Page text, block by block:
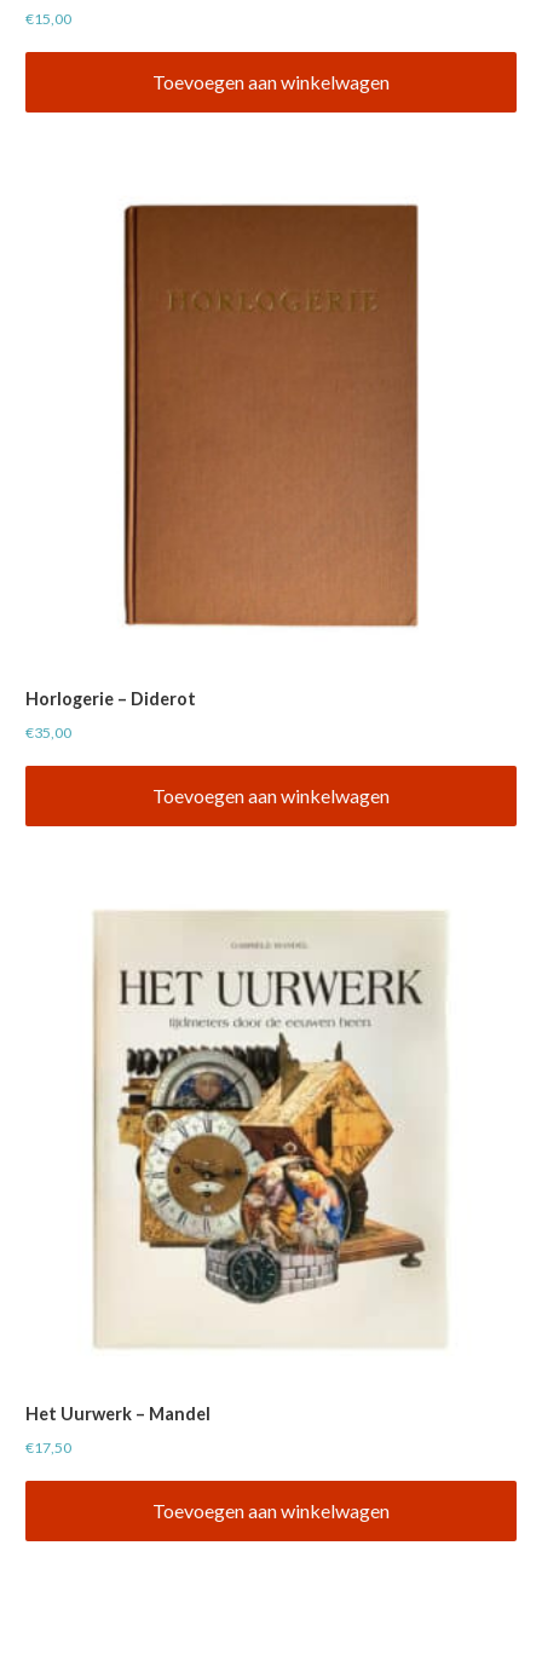
€15,00
Toevoegen aan winkelwagen
Horlogerie – Diderot
€35,00
Toevoegen aan winkelwagen
Het Uurwerk – Mandel
€17,50
Toevoegen aan winkelwagen